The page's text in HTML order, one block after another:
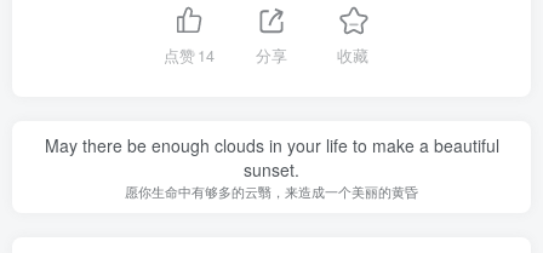
点赞14 分享 收藏
May there be enough clouds in your life to make a beautiful
sunset.
愿你生命中有够多的云翳，来造成一个美丽的黄昏